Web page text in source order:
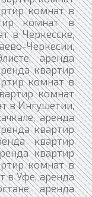
комнат в
комнат в
в Черкесске,
Черкесии,
аренда
квартир
комнат в
комнат
в Ингушетии,
аренда
квартир
квартир
квартир
комнат в
в Уфе, аренда
аренда